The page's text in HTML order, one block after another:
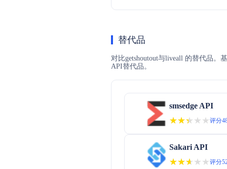
替代品
对比getshoutout与liveall 的替代品。
API替代品。
smsedge API
★★★★★
★★★★★评分
Sakari API
★★★★★
★★★★★评分